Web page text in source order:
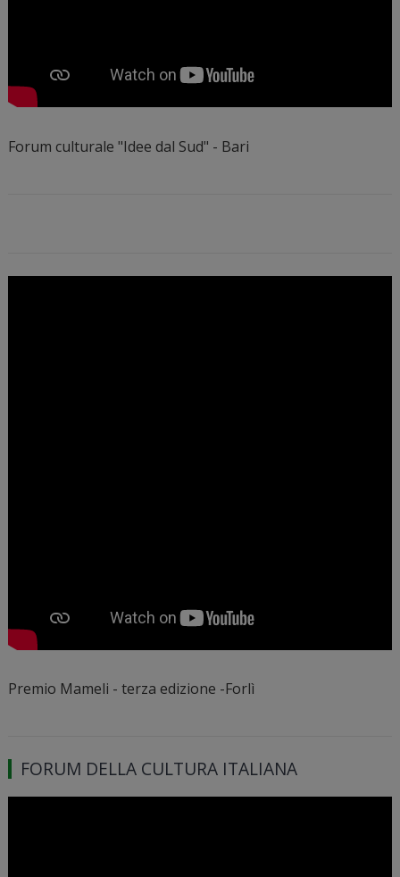
Forum culturale "Idee dal Sud" - Bari
Premio Mameli - terza edizione -Forlì
FORUM DELLA CULTURA ITALIANA